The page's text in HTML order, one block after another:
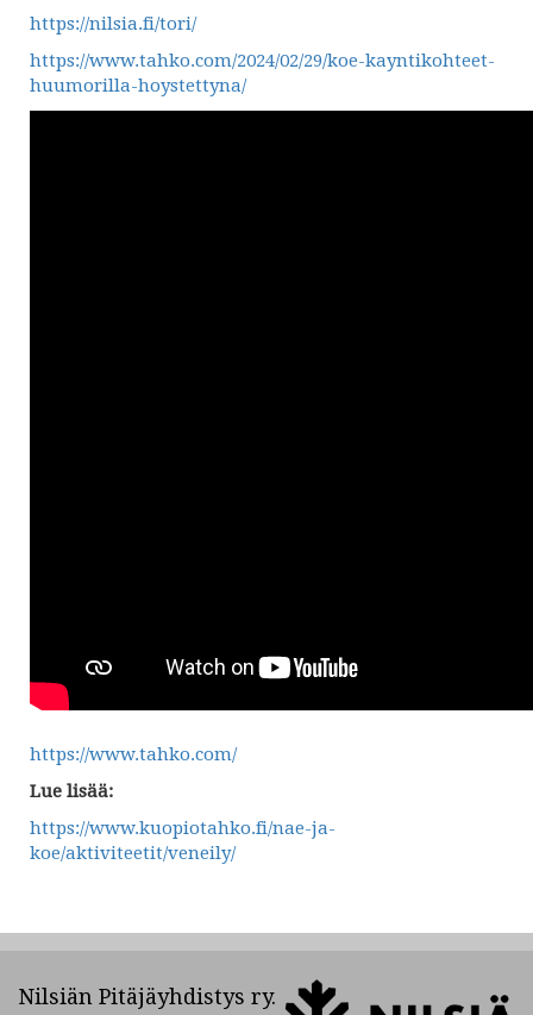
https://nilsia.fi/tori/
https://www.tahko.com/2024/02/29/koe-kayntikohteet-
huumorilla-hoystettyna/
https://www.tahko.com/
Lue lisää:
https://www.kuopiotahko.fi/nae-ja-
koe/aktiviteetit/veneily/
Nilsiän Pitäjäyhdistys ry.